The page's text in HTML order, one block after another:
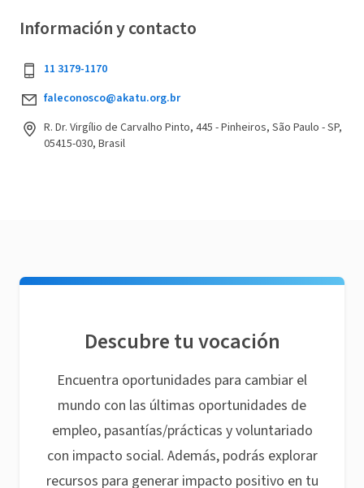
Información y contacto
11 3179-1170
faleconosco@akatu.org.br
R. Dr. Virgílio de Carvalho Pinto, 445 - Pinheiros, São Paulo - SP,
05415-030, Brasil
Descubre tu vocación
Encuentra oportunidades para cambiar el
mundo con las últimas oportunidades de
empleo, pasantías/prácticas y voluntariado
con impacto social. Además, podrás explorar
recursos para generar impacto positivo en tu